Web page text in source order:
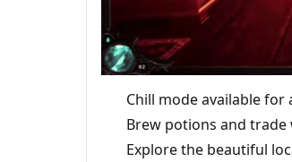
Chill mode available for
Brew potions and
Explore the beautiful